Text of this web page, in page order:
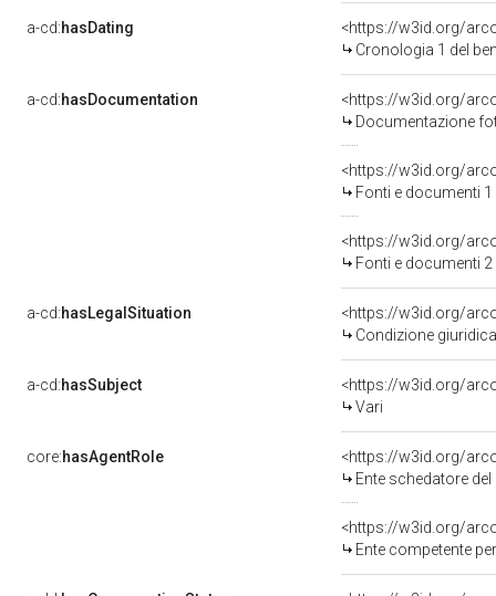
a-cd:hasDating
<https://w3id.org/
Cronologia 1 del
a-cd:hasDocumentation
Documentazione
<https://w3id.org/
Fonti e documenti
<https://w3id.org/
Fonti e documenti
a-cd:hasLegalSituation
Condizione
a-cd:hasSubject
<https://w3id.org/
Vari
core:hasAgentRole
<https://w3id.org/
Ente schedatore
<https://w3id.org/
Ente competente per tutela